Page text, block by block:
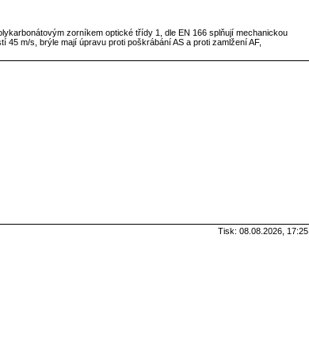
zorníkem optické třídy 1, dle EN 166 splňují mechanickou
m/s, brýle mají úpravu proti poškrábání AS a proti zamlžení AF,
Tisk: 08.08.2026, 17:25